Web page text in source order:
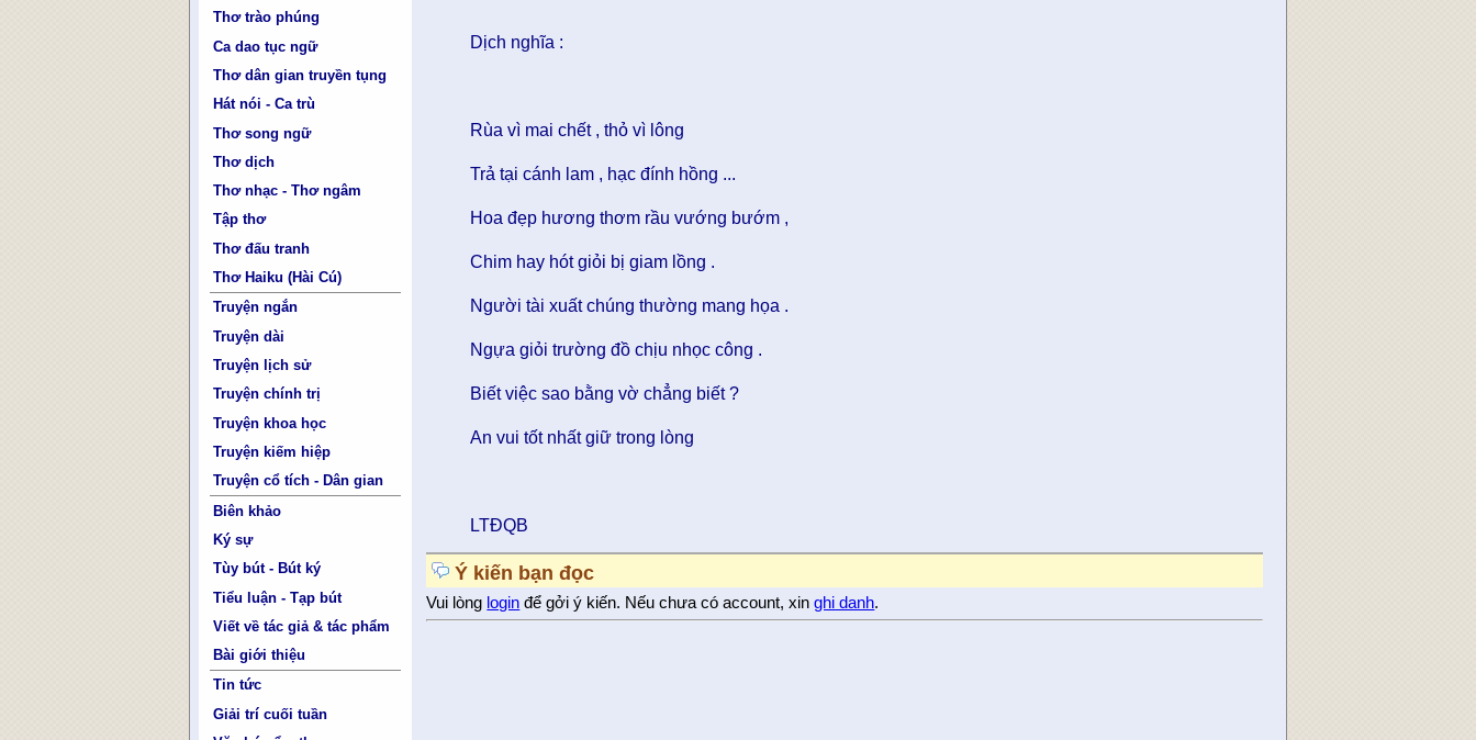
Thơ trào phúng
Ca dao tục ngữ
Thơ dân gian truyền tụng
Hát nói - Ca trù
Thơ song ngữ
Thơ dịch
Thơ nhạc - Thơ ngâm
Tập thơ
Thơ đấu tranh
Thơ Haiku (Hài Cú)
Truyện ngắn
Truyện dài
Truyện lịch sử
Truyện chính trị
Truyện khoa học
Truyện kiếm hiệp
Truyện cổ tích - Dân gian
Biên khảo
Ký sự
Tùy bút - Bút ký
Tiểu luận - Tạp bút
Viết về tác giả & tác phẩm
Bài giới thiệu
Tin tức
Giải trí cuối tuần
Dịch nghĩa :
Rùa vì mai chết , thỏ vì lông
Trả tại cánh lam , hạc đính hồng ...
Hoa đẹp hương thơm rầu vướng bướm ,
Chim hay hót giỏi bị giam lồng .
Người tài xuất chúng thường mang họa .
Ngựa giỏi trường đồ chịu nhọc công .
Biết việc sao bằng vờ chẳng biết ?
An vui tốt nhất giữ trong lòng
LTĐQB
Ý kiến bạn đọc
Vui lòng login để gởi ý kiến. Nếu chưa có account, xinghi danh.